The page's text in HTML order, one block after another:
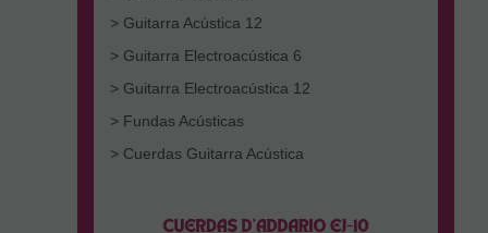
> Guitarra Acústica 12
> Guitarra Electroacústica 6
> Guitarra Electroacústica 12
> Fundas Acústicas
> Cuerdas Guitarra Acústica